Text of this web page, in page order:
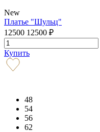
New
Платье "Шульц"
12500 12500 ₽
Купить
48
54
56
62